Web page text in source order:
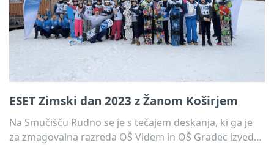
ESET Zimski dan 2023 z Žanom Koširjem
Na Smučišču Rudno se je s tečajem deskanja, ki ga je
za zmagovalna razreda OŠ Videm in OŠ Gradec izvedel